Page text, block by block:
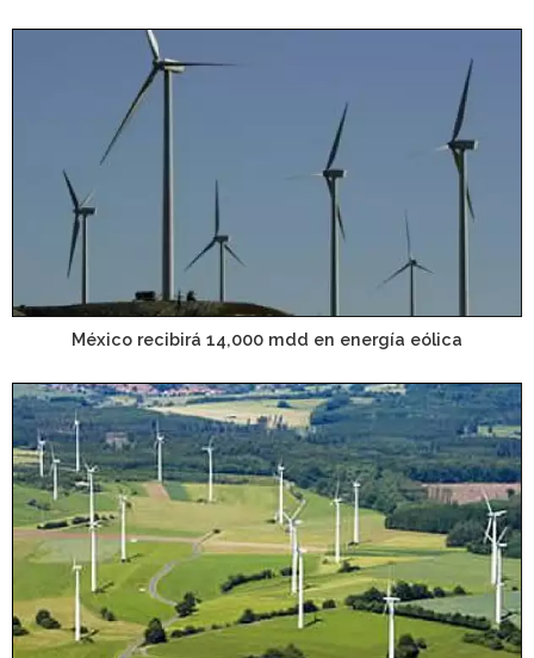
México recibirá 14,000 mdd en energía eólica